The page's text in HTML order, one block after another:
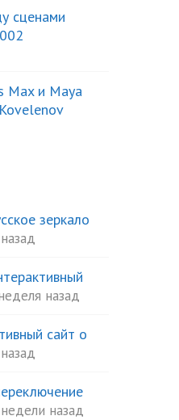
сценами
Max и Maya
зеркало
назад
сайт о
назад